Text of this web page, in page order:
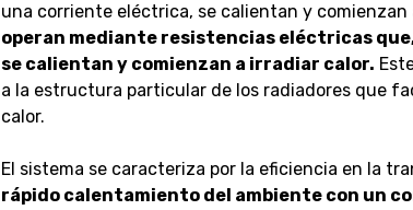
una corriente eléctrica, se calientan y comienzan
operan mediante resistencias eléctricas
se calientan y comienzan a irradiar calor.
a la estructura particular de los radiadores que
calor.
El sistema se caracteriza por la eficiencia en la
rápido calentamiento del ambiente con un